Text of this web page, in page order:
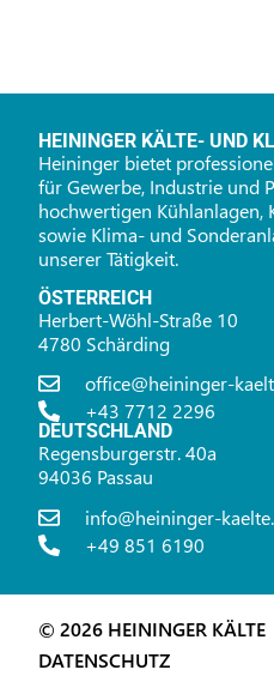
HEININGER KÄLTE- UND
Heininger bietet
für Gewerbe, Industrie und
hochwertigen Kühlanlagen,
sowie Klima- und
unserer Tätigkeit.
ÖSTERREICH
Herbert-Wöhl-Straße 10
4780 Schärding
office@heininger-
+43 7712 2296
DEUTSCHLAND
Regensburgerstr. 40a
94036 Passau
info@heininger-
+49 851 6190
© 2026 HEININGER KÄLTE
DATENSCHUTZ